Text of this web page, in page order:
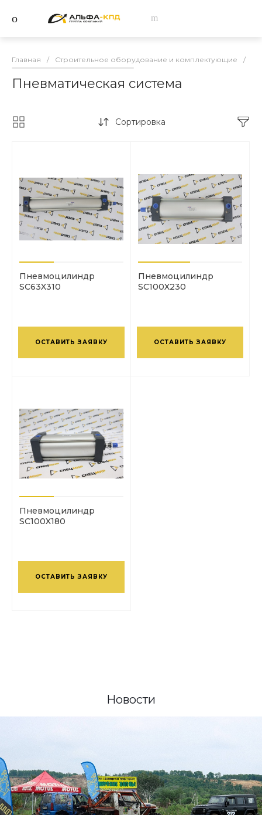
Главная / Строительное оборудование и комплектующие /
Пневматическая система
Сортировка
Пневмоцилиндр
SC63X310
ОСТАВИТЬ ЗАЯВКУ
Пневмоцилиндр
SC100X230
ОСТАВИТЬ ЗАЯВКУ
Пневмоцилиндр
SC100X180
ОСТАВИТЬ ЗАЯВКУ
Новости